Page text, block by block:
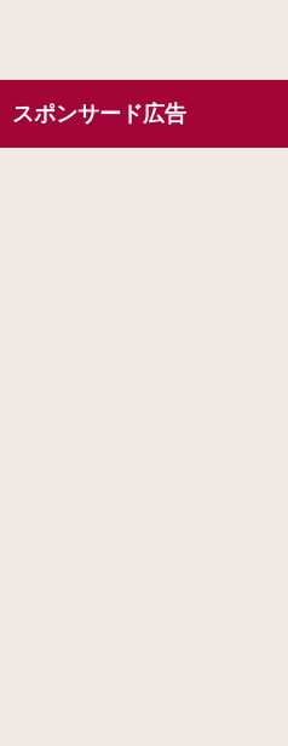
スポンサード広告